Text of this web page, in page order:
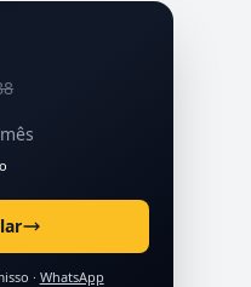
· WhatsApp